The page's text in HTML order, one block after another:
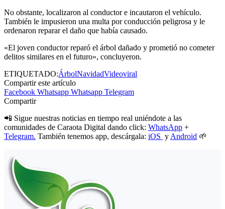
No obstante, localizaron al conductor e incautaron el vehículo.
También le impusieron una multa por conducción peligrosa y le
ordenaron reparar el daño que había causado.
«El joven conductor reparó el árbol dañado y prometió no cometer
delitos similares en el futuro», concluyeron.
ETIQUETADO:ÁrbolNavidadVideoviral
Compartir este artículo
Facebook Whatsapp Whatsapp Telegram
Compartir
📲 Sigue nuestras noticias en tiempo real uniéndote a las
comunidades de Caraota Digital dando click: WhatsApp +
Telegram. También tenemos app, descárgala: iOS y Android 🌱